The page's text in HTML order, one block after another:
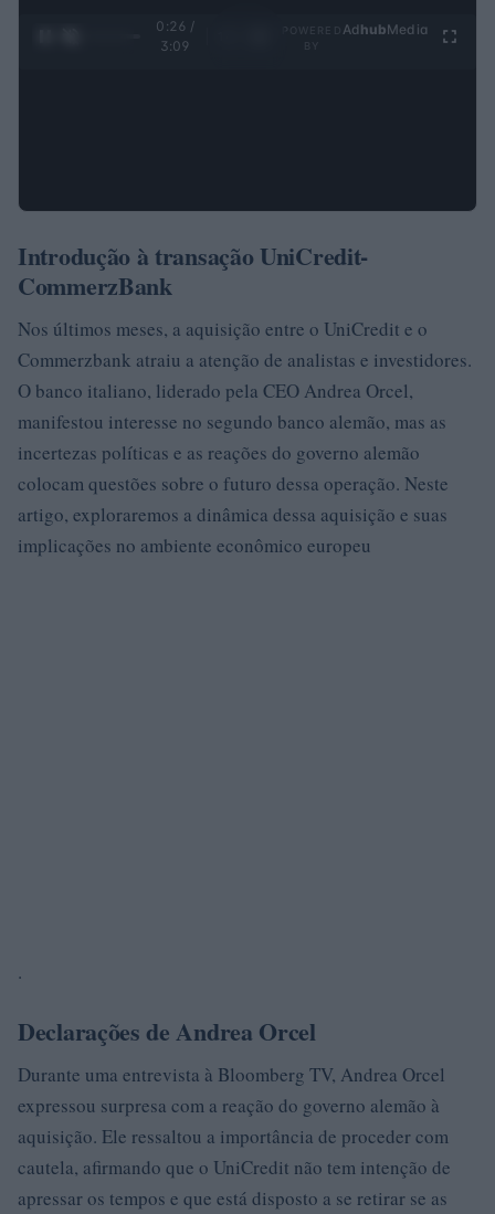
0:27 /
3:09
Ad hubMedia
Introdução à transação UniCredit-
CommerzBank
Nos últimos meses, a aquisição entre o UniCredit e o
Commerzbank atraiu a atenção de analistas e investidores.
O banco italiano, liderado pela CEO Andrea Orcel,
manifestou interesse no segundo banco alemão, mas as
incertezas políticas e as reações do governo alemão
colocam questões sobre o futuro dessa operação. Neste
artigo, exploraremos a dinâmica dessa aquisição e suas
implicações no ambiente econômico europeu
.
Declarações de Andrea Orcel
Durante uma entrevista à Bloomberg TV, Andrea Orcel
expressou surpresa com a reação do governo alemão à
aquisição. Ele ressaltou a importância de proceder com
cautela, afirmando que o UniCredit não tem intenção de
apressar os tempos e que está disposto a se retirar se as